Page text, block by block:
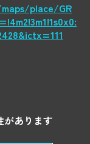
place/GR
あります